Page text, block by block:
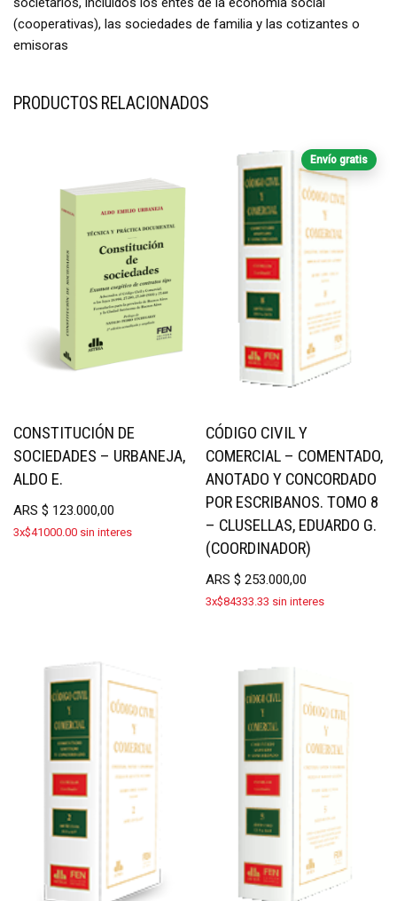
(cooperativas), las sociedades de familia y las cotizantes o
emisoras
PRODUCTOS RELACIONADOS
CONSTITUCIÓN DE
SOCIEDADES – URBANEJA,
ALDO E.
ARS $ 123.000,00
3x$41000.00 sin interes
Envío gratis
CÓDIGO CIVIL Y
COMERCIAL – COMENTADO,
ANOTADO Y CONCORDADO
POR ESCRIBANOS. TOMO 8
– CLUSELLAS, EDUARDO G.
(COORDINADOR)
ARS$ 253.000,00
3x$84333.33 sin interes